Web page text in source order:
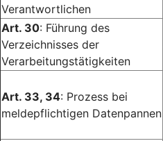
Verantwortlichen
Art. 30: Führung des
Verzeichnisses der
Verarbeitungstätigkeiten
Art. 33, 34: Prozess bei
meldepflichtigen Datenpannen